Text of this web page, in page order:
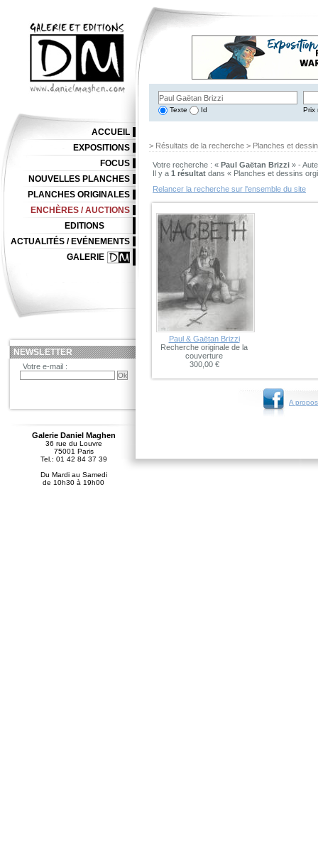
Texte Id Prix
> Résultats de la recherche > Planches et
Votre recherche : « Paul Gaëtan Brizzi » -
Il y a 1 résultat dans « Planches et dessins
Relancer la recherche sur l'ensemble du site
Paul & Gaëtan Brizzi
Recherche originale de la
couverture
300,00 €
A
ACCUEIL
EXPOSITIONS
FOCUS
NOUVELLES PLANCHES
PLANCHES ORIGINALES
ENCHÈRES / AUCTIONS
EDITIONS
ACTUALITÉS / EVÉNEMENTS
GALERIE
NEWSLETTER
Votre e-mail :
Galerie Daniel Maghen
36 rue du Louvre
75001 Paris
Tel.: 01 42 84 37 39
Du Mardi au Samedi
de 10h30 à 19h00